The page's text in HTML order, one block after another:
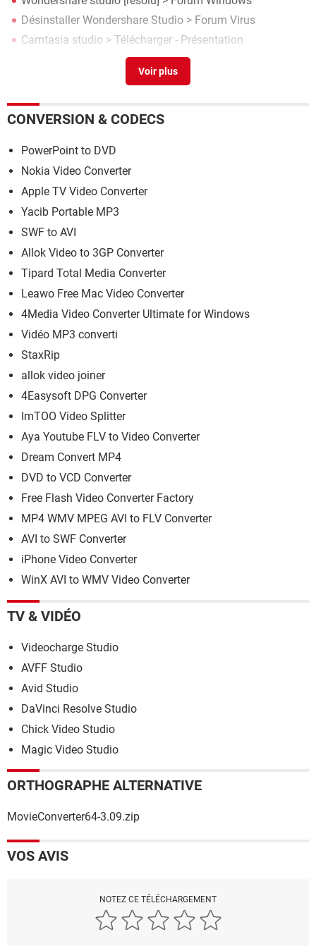
Désinstaller Wondershare Studio > Forum Virus
Camtasia studio > Télécharger - Présentation
> Télécharger - Retouche d'image
CONVERSION & CODECS
PowerPoint to DVD
Nokia Video Converter
Apple TV Video Converter
Yacib Portable MP3
SWF to AVI
Allok Video to 3GP Converter
Tipard Total Media Converter
Leawo Free Mac Video Converter
4Media Video Converter Ultimate for Windows
Vidéo MP3 converti
StaxRip
allok video joiner
4Easysoft DPG Converter
ImTOO Video Splitter
Aya Youtube FLV to Video Converter
Dream Convert MP4
DVD to VCD Converter
Free Flash Video Converter Factory
MP4 WMV MPEG AVI to FLV Converter
AVI to SWF Converter
iPhone Video Converter
WinX AVI to WMV Video Converter
TV & VIDÉO
Videocharge Studio
AVFF Studio
Avid Studio
DaVinci Resolve Studio
Chick Video Studio
Magic Video Studio
ORTHOGRAPHE ALTERNATIVE
MovieConverter64-3.09.zip
VOS AVIS
NOTEZ CE TÉLÉCHARGEMENT